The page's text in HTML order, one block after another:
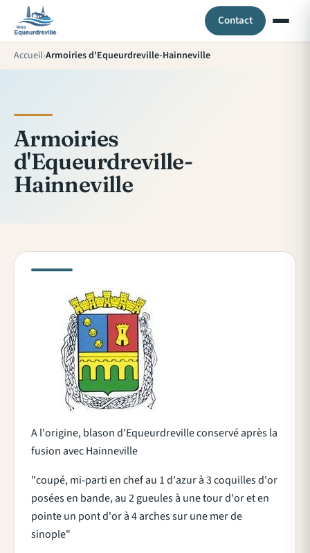
Contact
Accueil Armoiries d'Equeurdreville-Hainneville
Armoiries
d'Equeurdreville-
Hainneville
A l'origine, blason d'Equeurdreville conservé après la
fusion avec Hainneville
"coupé, mi-parti en chef au 1 d'azur à 3 coquilles d'or
posées en bande, au 2 gueules à une tour d'or et en
pointe un pont d'or à 4 arches sur une mer de
sinople"